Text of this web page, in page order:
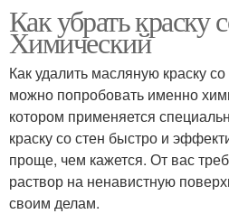
Как убрать краску
Химический
Как удалить масляную краску
можно попробовать именно
котором применяется
краску со стен быстро и
проще, чем кажется. От вас
раствор на ненавистную
своим делам.